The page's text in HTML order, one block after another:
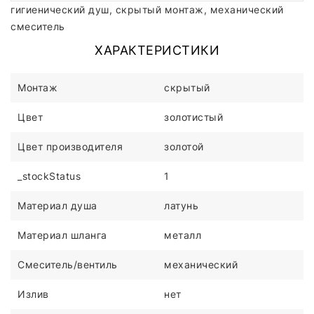
гигиенический душ, скрытый монтаж, механический
смеситель
ХАРАКТЕРИСТИКИ
Монтаж скрытый
Цвет золотистый
Цвет производителя золотой
_stockStatus 1
Материал душа латунь
Материал шланга металл
Смеситель/вентиль механический
Излив нет